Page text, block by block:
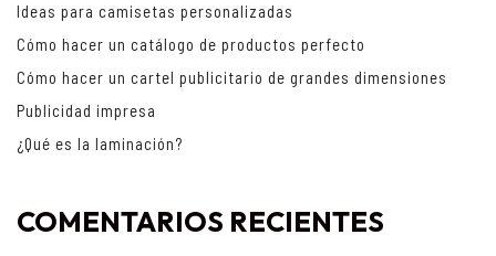
Ideas para camisetas personalizadas
Cómo hacer un catálogo de productos perfecto
Cómo hacer un cartel publicitario de grandes dimensiones
Publicidad impresa
¿Qué es la laminación?
COMENTARIOS RECIENTES